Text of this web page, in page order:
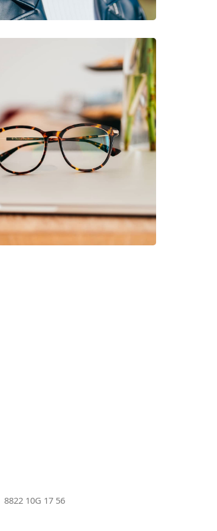
8822 10G 17 56